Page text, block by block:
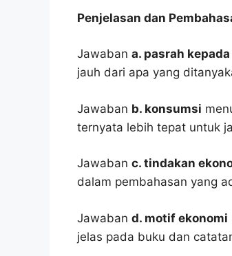
Penjelasan dan
Jawaban a. pasrah
jauh dari apa yang
Jawaban b. konsumsi
ternyata lebih tepat untuk
Jawaban c. tindakan
dalam pembahasan yang
Jawaban d. motif ekonomi
jelas pada buku dan